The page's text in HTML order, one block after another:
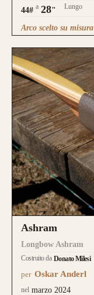
44# a 28" Lungo
Arco scelto su misura
Ashram
Longbow Ashram
Costruito da Donato Milesi
per Oskar Anderl
nel marzo 2024